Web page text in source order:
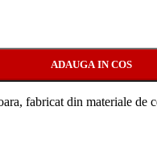
ADAUGA IN COS
ara, fabricat din materiale de